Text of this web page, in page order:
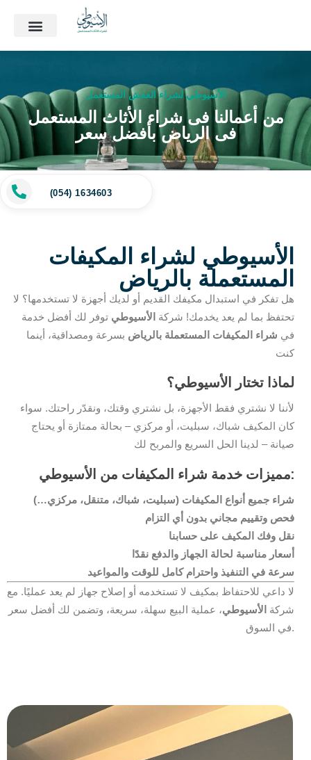
الأسيوطي لشراء العفش المستعمل
من أعمالنا فى شراء الأثاث المستعمل
فى الرياض بأفضل سعر
الأسيوطي لشراء المكيفات
المستعملة بالرياض
هل تفكر في استبدال مكيفك القديم أو لديك أجهزة لا تستخدمها؟ لا
تحتفظ بما لم يعد يخدمك! شركة الأسيوطي توفر لك أفضل خدمة
في شراء المكيفات المستعملة بالرياض بسرعة ومصداقية، أينما
كنت
لماذا تختار الأسيوطي؟
لأننا لا نشتري فقط الأجهزة، بل نشتري وقتك، ونقدّر راحتك. سواء
كان المكيف شباك، سبليت، أو مركزي – بحالة ممتازة أو يحتاج
صيانة – لدينا الحل السريع والمربح لك
مميزات خدمة شراء المكيفات من الأسيوطي:
شراء جميع أنواع المكيفات (سبليت، شباك، متنقل، مركزي…)
فحص وتقييم مجاني بدون أي التزام
نقل وفك المكيف على حسابنا
أسعار مناسبة لحالة الجهاز والدفع نقدًا
سرعة في التنفيذ واحترام كامل للوقت والمواعيد
لا داعي للاحتفاظ بمكيف لا تستخدمه أو إصلاح جهاز لم يعد عمليًا. مع
شركة الأسيوطي، عملية البيع سهلة، سريعة، وتضمن لك أفضل سعر
في السوق.
(054) 1634603